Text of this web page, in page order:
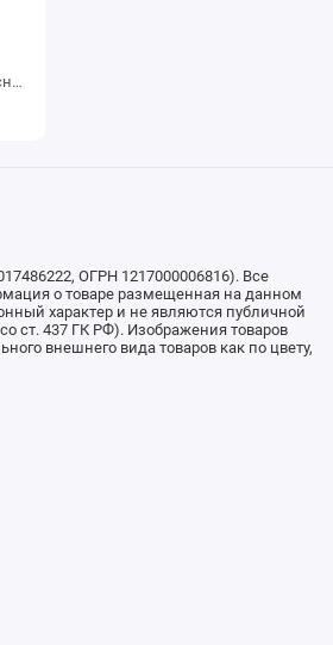
ОГРН 1217000006816). Все
о товаре размещенная на данном
характер и не являются публичной
ст. 437 ГК РФ). Изображения товаров
внешнего вида товаров как по цвету,